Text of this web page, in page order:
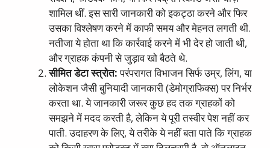
शामिल थीं. इस सारी जानकारी को इकट्ठा करने और फिर
उसका विश्लेषण करने में काफी समय और मेहनत लगती थी.
नतीजा ये होता था कि कार्रवाई करने में भी देर हो जाती थी,
और ग्राहक कंपनी से जुड़ाव खो बैठते थे.
सीमितडेटास्त्रोत:परंपरागत विभाजन सिर्फ उम्र, लिंग, या
लोकेशन जैसी बुनियादी जानकारी (डेमोग्राफिक्स) पर निर्भर
करता था. ये जानकारी जरूर कुछ हद तक ग्राहकों को
समझने में मदद करती है, लेकिन ये पूरी तस्वीर पेश नहीं कर
पाती. उदाहरण के लिए, ये तरीके ये नहीं बता पाते कि ग्राहक